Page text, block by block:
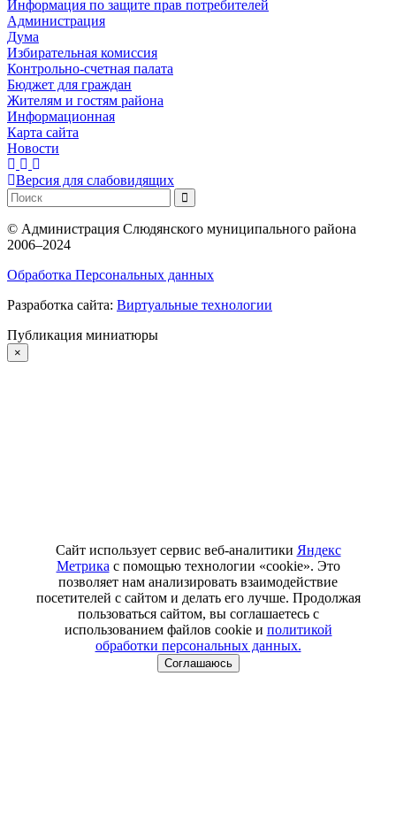
Информация по защите прав потребителей
Администрация
Дума
Избирательная комиссия
Контрольно-счетная палата
Бюджет для граждан
Жителям и гостям района
Информационная
Карта сайта
Новости
Версия для слабовидящих
© Администрация Слюдянского муниципального района
2006–2024
Обработка Персональных данных
Разработка сайта: Виртуальные технологии
Публикация миниатюры
×
Сайт использует сервис веб-аналитики Яндекс
Метрика с помощью технологии «cookie». Это
позволяет нам анализировать взаимодействие
посетителей с сайтом и делать его лучше. Продолжая
пользоваться сайтом, вы соглашаетесь с
использованием файлов cookie и политикой
обработки персональных данных.
Соглашаюсь